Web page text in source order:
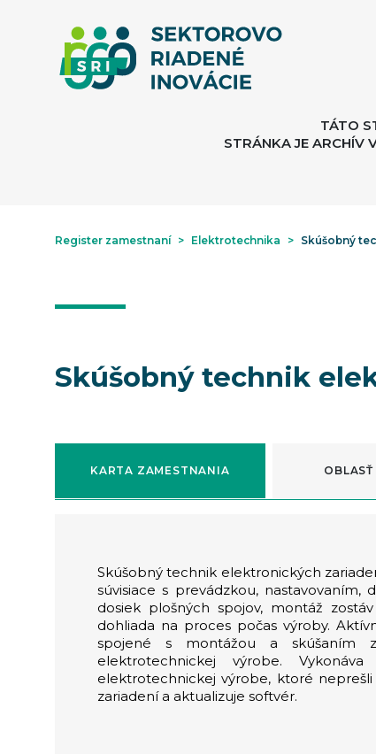
TÁTO
STRÁNKA JE ARCHÍV
Register zamestnaní > Elektrotechnika > Skúšobný
Skúšobný technik
KARTA ZAMESTNANIA
Skúšobný technik elektronických
súvisiace s prevádzkou, nastavovaním,
dosiek plošných spojov, montáž
dohliada na proces počas výroby.
spojené s montážou a skúšaním
elektrotechnickej výrobe.
elektrotechnickej výrobe, ktoré
zariadení a aktualizuje softvér.